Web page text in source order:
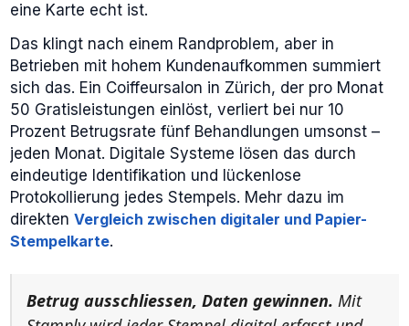
eine Karte echt ist.
Das klingt nach einem Randproblem, aber in
Betrieben mit hohem Kundenaufkommen summiert
sich das. Ein Coiffeursalon in Zürich, der pro Monat
50 Gratisleistungen einlöst, verliert bei nur 10
Prozent Betrugsrate fünf Behandlungen umsonst –
jeden Monat. Digitale Systeme lösen das durch
eindeutige Identifikation und lückenlose
Protokollierung jedes Stempels. Mehr dazu im
direktenVergleich zwischen digitaler und Papier-
Stempelkarte.
Betrug ausschliessen, Daten gewinnen. Mit